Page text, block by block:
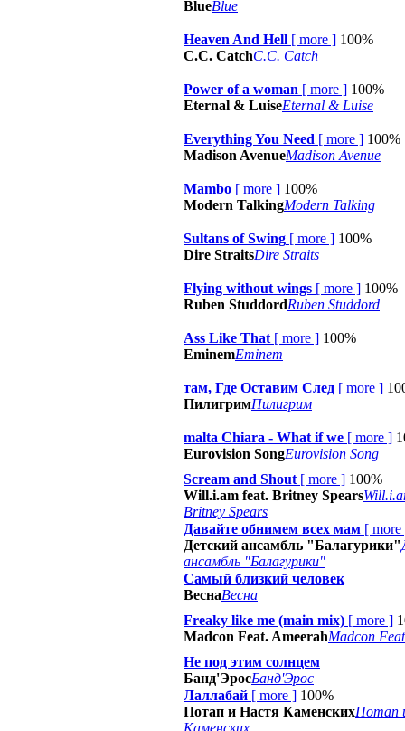
BlueBlue
Heaven And Hell [ more ] 100%
C.C. CatchC.C. Catch
Power of a woman [ more ] 100%
Eternal & LuiseEternal & Luise
Everything You Need [ more ] 100%
Madison AvenueMadison Avenue
Mambo [ more ] 100%
Modern TalkingModern Talking
Sultans of Swing [ more ] 100%
Dire StraitsDire Straits
Flying without wings [ more ] 100%
Ruben StuddordRuben Studdord
Ass Like That [ more ] 100%
EminemEminem
там, Где Оставим След [ more ]
ПилигримПилигрим
malta Chiara - What if we [ more ]
Eurovision SongEurovision Song
Scream and Shout [ more ] 100%
Will.i.am feat. Britney Spears
Britney Spears
Давайте обнимем всех мам [ more
Детский ансамбль "Балагурики"
ансамбль "Балагурики"
Самый близкий человек
ВеснаВесна
Freaky like me (main mix) [ more ]
Madcon Feat. AmeerahMadcon
Не под этим солнцем
Банд'ЭросБанд'Эрос
Лаллабай [ more ] 100%
Потап и Настя КаменскихПотап
Каменских